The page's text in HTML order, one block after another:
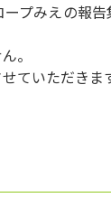
プみえの報
。
ていただきま